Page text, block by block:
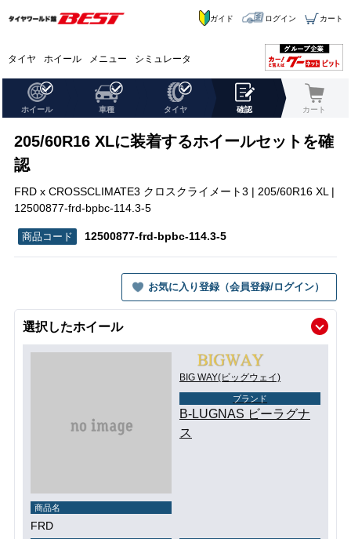
タイヤ ホイール メニュー シミュレータ
ガイド ログイン カート
ホイール 車種 タイヤ 確認 カート
205/60R16 XLに装着するホイールセットを確
認
FRD x CROSSCLIMATE3 クロスクライメート3 | 205/60R16 XL |
12500877-frd-bpbc-114.3-5
12500877-frd-bpbc-114.3-5
お気に入り登録（会員登録/ログイン）
選択したホイール
BIG WAY(ビッグウェイ)
ブランド
B-LUGNAS ビーラグナ
ス
商品名
FRD